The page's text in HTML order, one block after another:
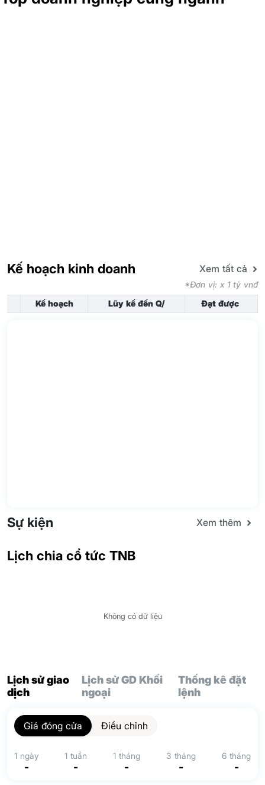
Kế hoạch kinh doanh Xem tất cả
*Đơn vị: x 1 tỷ vnđ
Kế hoạch
Lũy kế đến Q/ Đạt được
Sự kiện Xem thêm
Lịch chia cổ tức TNB
Không có dữ liệu
Lịch sử giao
dịch
Lịch sử GD Khối
ngoại
Thống kê đặt
lệnh
Giá đóng cửa Điều chỉnh
1 ngày
-
1 tuần
-
1 tháng
-
3 tháng
-
6 tháng
-